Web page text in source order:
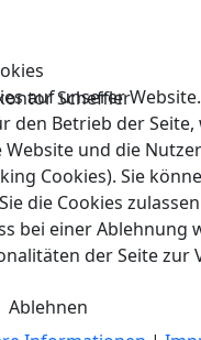
Scheffler
auf unserer
den Betrieb der
Website und die
Cookies). Sie
die Cookies
bei einer Ablehnung
der Seite zur
Ablehnen